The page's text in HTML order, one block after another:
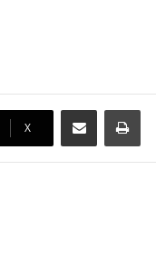
X
Delen via Email